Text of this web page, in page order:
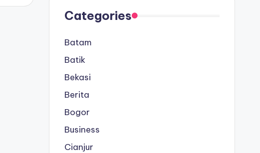
Categories
Batam
Batik
Bekasi
Berita
Bogor
Business
Cianjur